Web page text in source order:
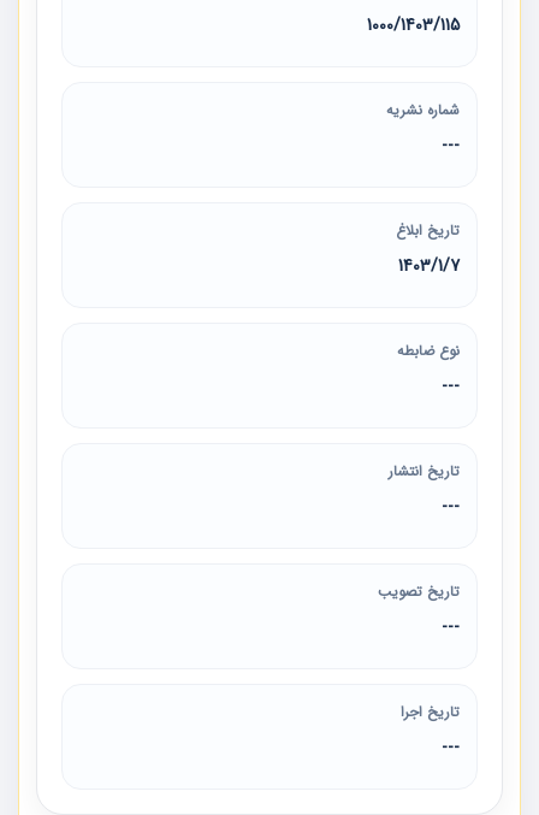
115‏/1403‏/1000
شماره نشریه
---
تاریخ ابلاغ
1403/1/7
نوع ضابطه
---
تاریخ انتشار
---
تاریخ تصویب
---
تاریخ اجرا
---